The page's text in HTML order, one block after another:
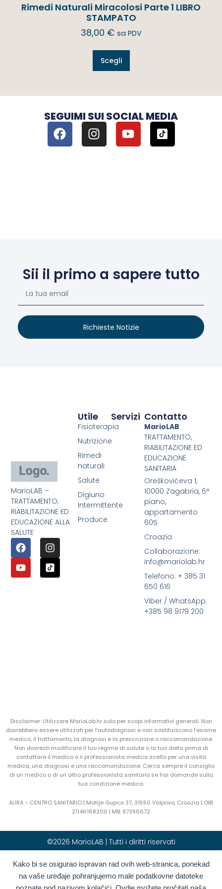
Kako bi se osigurao ispravan rad ovih web-stranica, ponekad
na vaše uređaje pohranjujemo male podatkovne datoteke
Rimedi Naturali Miracolosi Parte 1 LIBRO
STAMPATO
38,00 € sa PDV
Scegli
SEGUIMI SUI SOCIAL MEDIA
Sii il primo a sapere tutto
Richieste Notizie
MarioLAB –
TRATTAMENTO,
RIABILITAZIONE ED
EDUCAZIONE ALLA
SALUTE
Servizi
Utile
Fisioterapia
Nutrizione
Rimedi
naturali
Salute
Digiuno
Intermittente
Produce
Contatto
MarioLAB
TRATTAMENTO,
RIABILITAZIONE ED
EDUCAZIONE
SANITARIA
Oreškovićeva 1,
10000 Zagabria, 6°
piano,
appartamento
605
Croazia
Collaborazione:
info@mariolab.hr
Telefono: + 385 31
650 616
Viber / WhatsApp:
+385 98 9179 200
Disclaimer: Utilizzare MarioLab.hr solo per scopi informativi generali. Non
dovrebbero essere utilizzati per l’autodiagnosi e non sostituiscono l’esame
medico, il trattamento, la diagnosi e la prescrizione o raccomandazione.
Non dovresti modificare il tuo regime di salute o la tua dieta prima di
contattare il medico o il professionista medico scelto per una visita
medica, una diagnosi e una raccomandazione. Cerca sempre il consiglio
di un medico o di un altro professionista sanitario se hai domande sulla
tua condizione medica.
AURA – CENTRO SANITARIO | Matije Gupca 37, 31550 Valpovo, Croazia | OIB:
21146168200 | MB: 97396672
©2026 MarioLAB | Tutti i diritti riservati
Hrvatski(Croato) English(Inglese)
Deutsch(Tedesco) Polski(Polacco)